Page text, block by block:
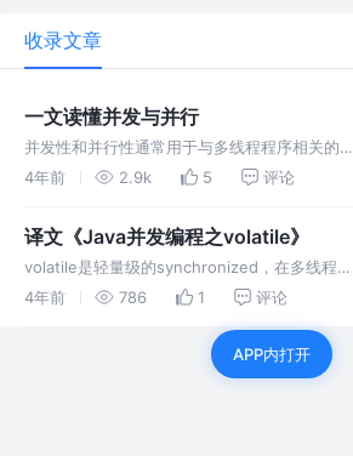
收录文章
一文读懂并发与并行
并发性和并行性通常用于与多线程程序相关的，
最早并发性和并行性似乎指的是相同的概念，但
发与并行教程中，我将解释这些概念的含义。
4年前 2.9k 5 评论
译文《Java并发编程之volatile》
volatile是轻量级的synchronized，在多线程编
程的安全性方面保证了可见性和有序性，不保证
4年前 786 1 评论
APP内打开